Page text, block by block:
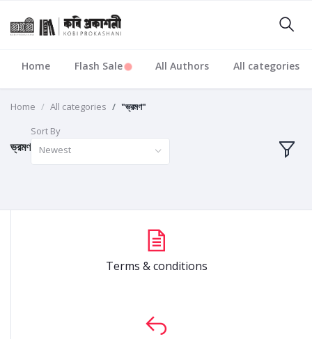
Home Flash Sale All Authors All categories
Home All categories "ভ্রমণ"
ভ্রমণ
Sort By
Newest
Terms & conditions